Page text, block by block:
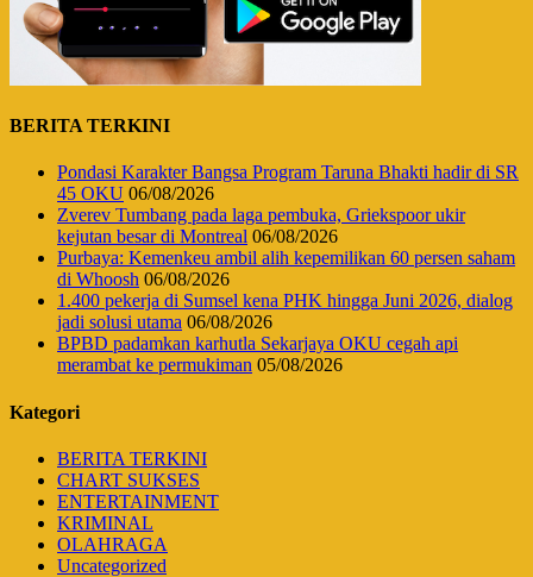
BERITA TERKINI
Pondasi Karakter Bangsa Program Taruna Bhakti hadir di SR
45 OKU 06/08/2026
Zverev Tumbang pada laga pembuka, Griekspoor ukir
kejutan besar di Montreal 06/08/2026
Purbaya: Kemenkeu ambil alih kepemilikan 60 persen saham
di Whoosh 06/08/2026
1.400 pekerja di Sumsel kena PHK hingga Juni 2026, dialog
jadi solusi utama 06/08/2026
BPBD padamkan karhutla Sekarjaya OKU cegah api
merambat ke permukiman 05/08/2026
Kategori
BERITA TERKINI
CHART SUKSES
ENTERTAINMENT
KRIMINAL
OLAHRAGA
Uncategorized